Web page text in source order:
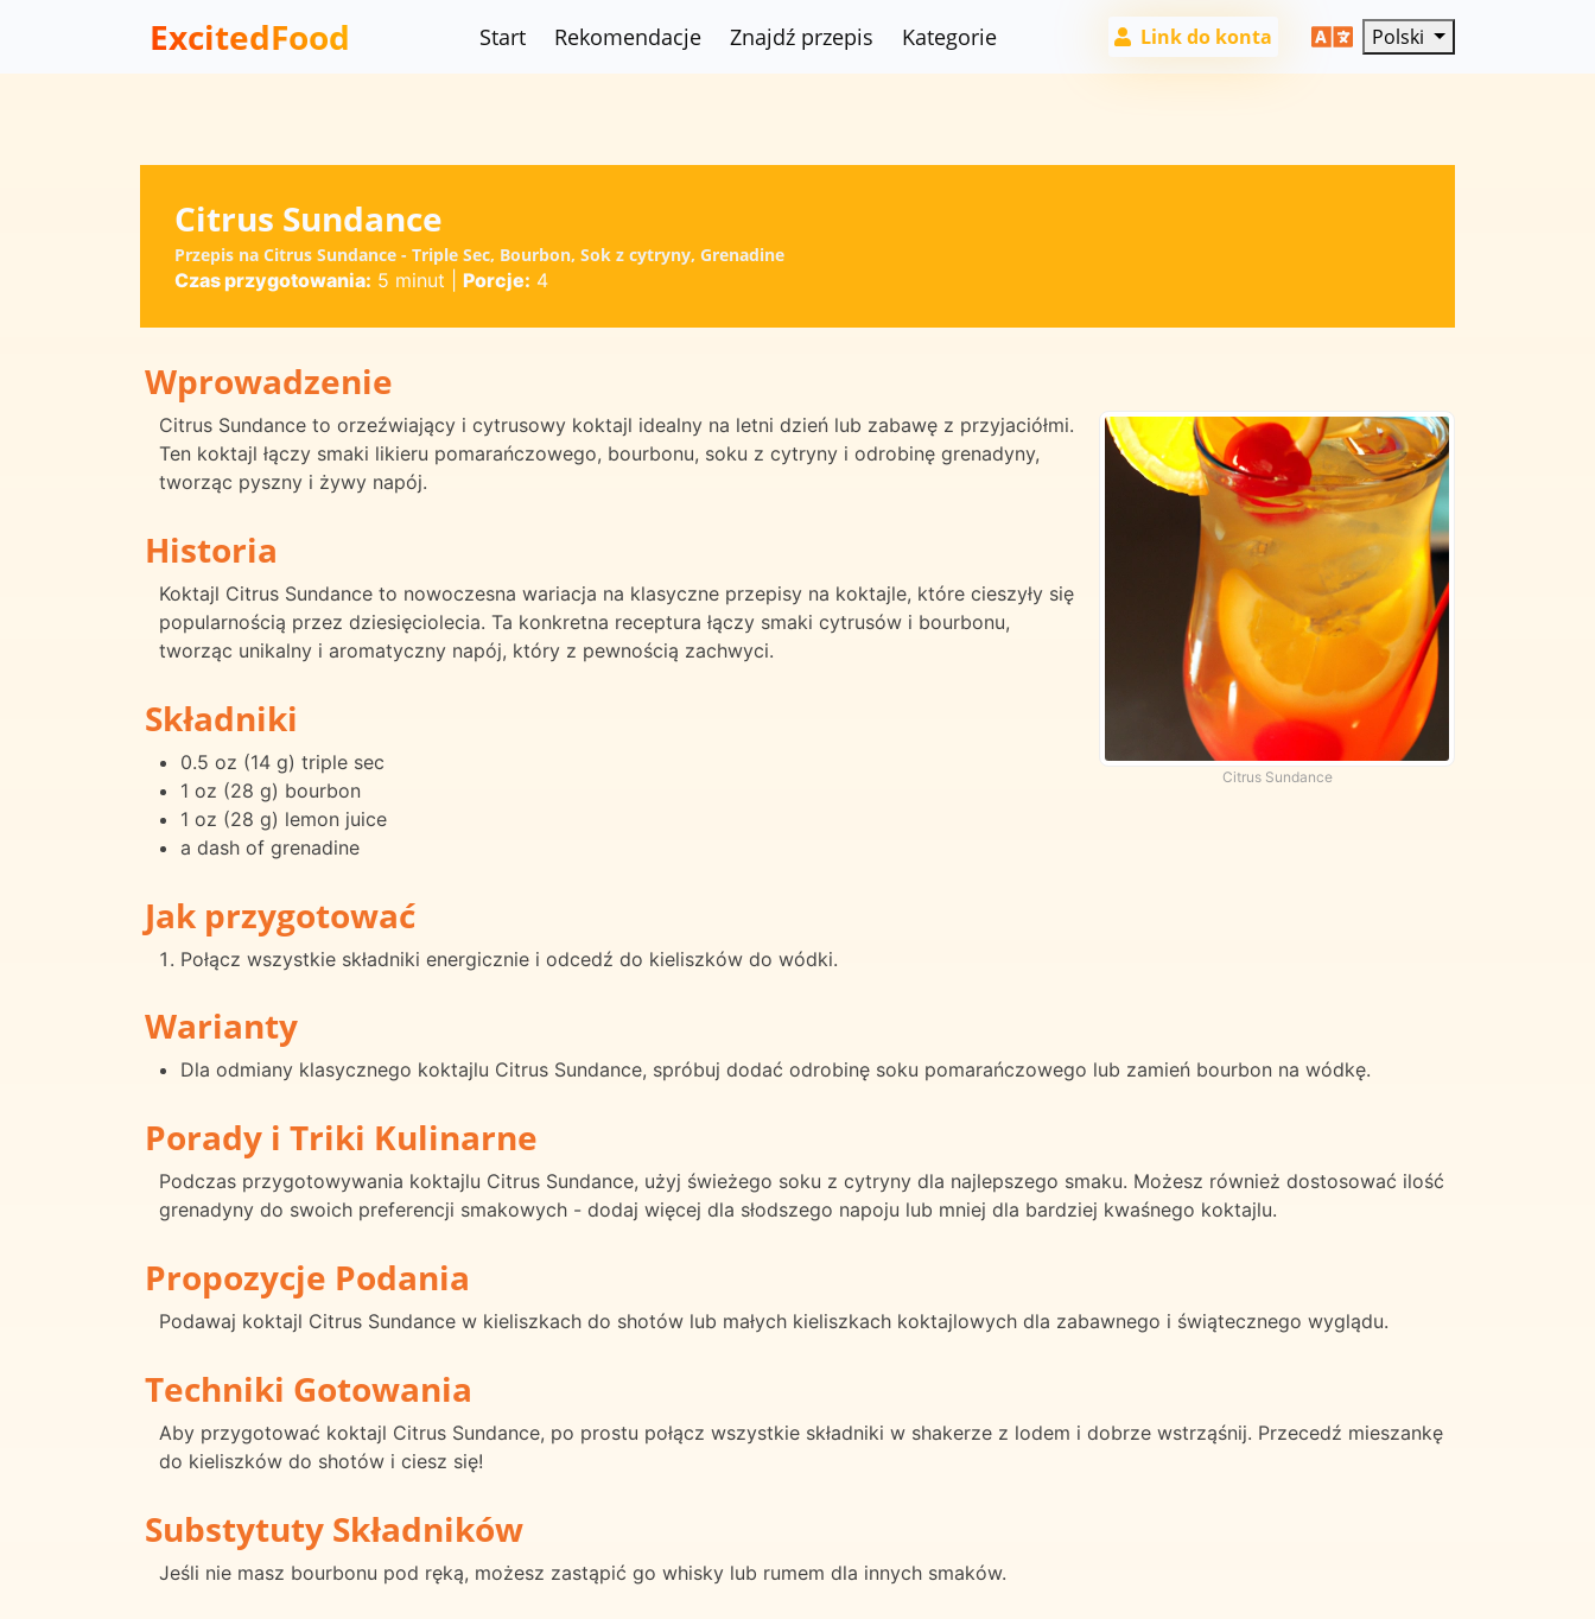
ExcitedFood Start Rekomendacje Znajdź przepis Kategorie Link do konta Polski
Citrus Sundance
Przepis na Citrus Sundance - Triple Sec, Bourbon, Sok z cytryny, Grenadine
Czas przygotowania: 5 minut Porcje: 4
Wprowadzenie
Citrus Sundance
Citrus Sundance to orzeźwiający i cytrusowy koktajl idealny na letni dzień lub zabawę z przyjaciółmi.
Ten koktajl łączy smaki likieru pomarańczowego, bourbonu, soku z cytryny i odrobinę grenadyny,
tworząc pyszny i żywy napój.
Historia
Koktajl Citrus Sundance to nowoczesna wariacja na klasyczne przepisy na koktajle, które cieszyły się
popularnością przez dziesięciolecia. Ta konkretna receptura łączy smaki cytrusów i bourbonu,
tworząc unikalny i aromatyczny napój, który z pewnością zachwyci.
Składniki
0.5 oz (14 g) triple sec
1 oz (28 g) bourbon
1 oz (28 g) lemon juice
a dash of grenadine
Jak przygotować
Połącz wszystkie składniki energicznie i odcedź do kieliszków do wódki.
Warianty
Dla odmiany klasycznego koktajlu Citrus Sundance, spróbuj dodać odrobinę soku pomarańczowego lub zamień bourbon na wódkę.
Porady i Triki Kulinarne
Podczas przygotowywania koktajlu Citrus Sundance, użyj świeżego soku z cytryny dla najlepszego smaku. Możesz również dostosować ilość
grenadyny do swoich preferencji smakowych - dodaj więcej dla słodszego napoju lub mniej dla bardziej kwaśnego koktajlu.
Propozycje Podania
Podawaj koktajl Citrus Sundance w kieliszkach do shotów lub małych kieliszkach koktajlowych dla zabawnego i świątecznego wyglądu.
Techniki Gotowania
Aby przygotować koktajl Citrus Sundance, po prostu połącz wszystkie składniki w shakerze z lodem i dobrze wstrząśnij. Przecedź mieszankę
do kieliszków do shotów i ciesz się!
Substytuty Składników
Jeśli nie masz bourbonu pod ręką, możesz zastąpić go whisky lub rumem dla innych smaków.